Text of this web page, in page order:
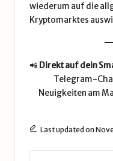
wiederum auf die
Kryptomarktes
📲 Direkt auf dein
Telegram-
Neuigkeiten am
Last updated on